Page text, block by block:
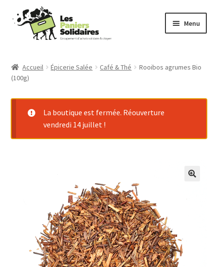
Aller
Aller
contenu
Menu
Producteurs
Accueil Épicerie Salée Café & Thé
Rooibos agrumes Bio
(100g)
La boutique est fermée. Réouverture
vendredi 14 juillet !